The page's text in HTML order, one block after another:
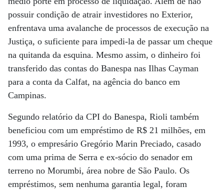
possuir condição de atrair investidores no Exterior,
enfrentava uma avalanche de processos de execução na
Justiça, o suficiente para impedi-la de passar um cheque
na quitanda da esquina. Mesmo assim, o dinheiro foi
transferido das contas do Banespa nas Ilhas Cayman
para a conta da Calfat, na agência do banco em
Campinas.
Segundo relatório da CPI do Banespa, Rioli também
beneficiou com um empréstimo de R$ 21 milhões, em
1993, o empresário Gregório Marin Preciado, casado
com uma prima de Serra e ex-sócio do senador em
terreno no Morumbi, área nobre de São Paulo. Os
empréstimos, sem nenhuma garantia legal, foram